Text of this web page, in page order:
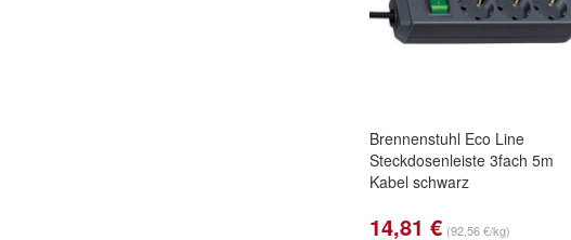
Brennenstuhl Eco Line
Steckdosenleiste 3fach 5m
Kabel schwarz
14,81 € (92,56 €/kg)